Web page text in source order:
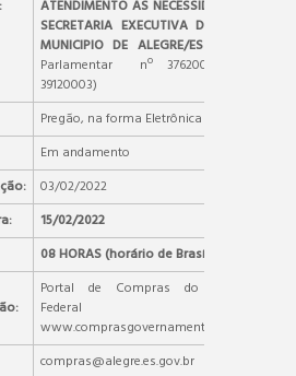
ATENDIMENTO AS NECESSIDADES DA
SECRETARIA EXECUTIVA DE SAÚDE,
MUNICIPIO DE ALEGRE/ES
Parlamentar nº 37620011 e nº
39120003)
Pregão, na forma Eletrônica
Em andamento
03/02/2022
15/02/2022
08 HORAS (horário de Brasília)
Portal de Compras do Governo
Federal –
www.comprasgovernamentais.gov.br.
compras@alegre.es.gov.br